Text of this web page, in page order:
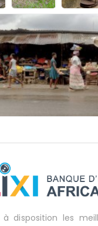
disposition les